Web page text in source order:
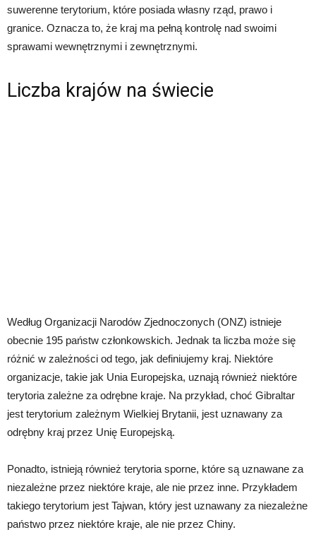
suwerenne terytorium, które posiada własny rząd, prawo i
granice. Oznacza to, że kraj ma pełną kontrolę nad swoimi
sprawami wewnętrznymi i zewnętrznymi.
Liczba krajów na świecie
Według Organizacji Narodów Zjednoczonych (ONZ) istnieje
obecnie 195 państw członkowskich. Jednak ta liczba może się
różnić w zależności od tego, jak definiujemy kraj. Niektóre
organizacje, takie jak Unia Europejska, uznają również niektóre
terytoria zależne za odrębne kraje. Na przykład, choć Gibraltar
jest terytorium zależnym Wielkiej Brytanii, jest uznawany za
odrębny kraj przez Unię Europejską.
Ponadto, istnieją również terytoria sporne, które są uznawane za
niezależne przez niektóre kraje, ale nie przez inne. Przykładem
takiego terytorium jest Tajwan, który jest uznawany za niezależne
państwo przez niektóre kraje, ale nie przez Chiny.